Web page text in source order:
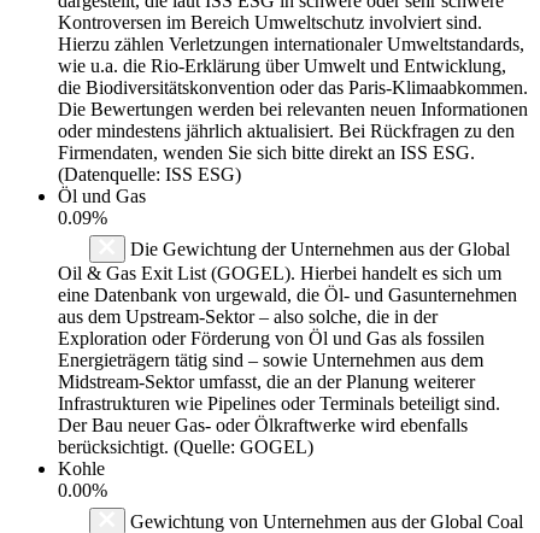
Kontroversen im Bereich Umweltschutz involviert sind.
Hierzu zählen Verletzungen internationaler Umweltstandards,
wie u.a. die Rio-Erklärung über Umwelt und Entwicklung,
die Biodiversitätskonvention oder das Paris-Klimaabkommen.
Die Bewertungen werden bei relevanten neuen Informationen
oder mindestens jährlich aktualisiert. Bei Rückfragen zu den
Firmendaten, wenden Sie sich bitte direkt an ISS ESG.
(Datenquelle: ISS ESG)
Öl und Gas
0.09%
Die Gewichtung der Unternehmen aus der Global
Oil & Gas Exit List (GOGEL). Hierbei handelt es sich um
eine Datenbank von urgewald, die Öl- und Gasunternehmen
aus dem Upstream-Sektor – also solche, die in der
Exploration oder Förderung von Öl und Gas als fossilen
Energieträgern tätig sind – sowie Unternehmen aus dem
Midstream-Sektor umfasst, die an der Planung weiterer
Infrastrukturen wie Pipelines oder Terminals beteiligt sind.
Der Bau neuer Gas- oder Ölkraftwerke wird ebenfalls
berücksichtigt. (Quelle: GOGEL)
Kohle
0.00%
Gewichtung von Unternehmen aus der Global Coal